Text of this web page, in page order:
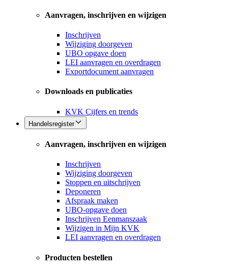
Aanvragen, inschrijven en wijzigen
Inschrijven
Wijziging doorgeven
UBO opgave doen
LEI aanvragen en overdragen
Exportdocument aanvragen
Downloads en publicaties
KVK Cijfers en trends
Handelsregister
Aanvragen, inschrijven en wijzigen
Inschrijven
Wijziging doorgeven
Stoppen en uitschrijven
Deponeren
Afspraak maken
UBO-opgave doen
Inschrijven Eenmanszaak
Wijzigen in Mijn KVK
LEI aanvragen en overdragen
Producten bestellen